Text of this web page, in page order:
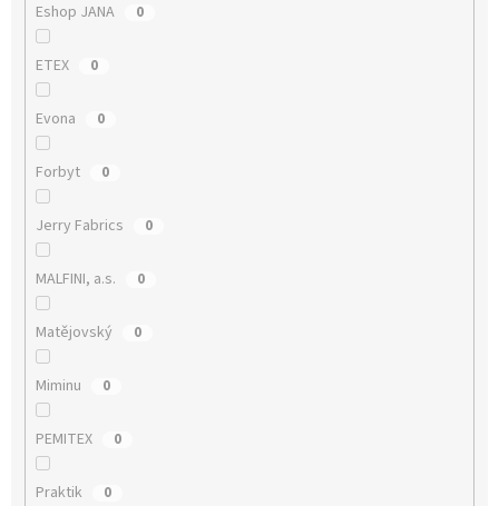
Eshop JANA 0
ETEX 0
Evona 0
Forbyt 0
Jerry Fabrics 0
MALFINI, a.s. 0
Matějovský 0
Miminu 0
PEMITEX 0
Praktik 0